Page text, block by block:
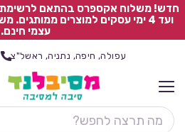
ועד 4 ימי עסקים למוצרים
עצמי חינם.
עפולה, חיפה, נתניה, ראשל"צ